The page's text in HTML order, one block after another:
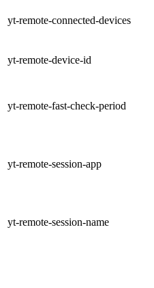
yt-remote-connected-devices
yt-remote-device-id
yt-remote-fast-check-period
yt-remote-session-app
yt-remote-session-name